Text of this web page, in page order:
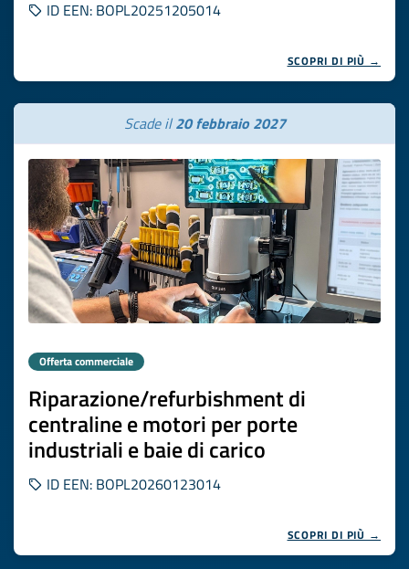
ID EEN: BOPL20251205014
SCOPRI DI PIÙ →
Scade il20 febbraio 2027
Offerta commerciale
Riparazione/refurbishment di
centraline e motori per porte
industriali e baie di carico
ID EEN: BOPL20260123014
SCOPRI DI PIÙ →